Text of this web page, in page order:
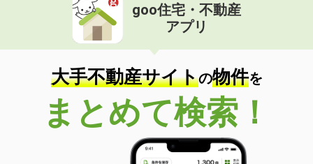
価 格
住 所
富山県富山市赤田
専有面積 48.27m²
間取り
1LDK
富山県富山市八尾町杉田
価 格
5.70万円
富山県富山市八尾町杉田
150m²
goo住宅・不動産
アプリ
大手不動産サイトの物件を
まとめて検索！